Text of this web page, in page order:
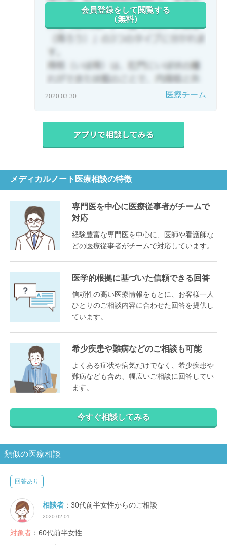
会員登録をして閲覧する
（無料）
2020.03.30 医療チーム
メディカルノート医療相談の特徴
専門医を中心に医療従事者がチームで
対応
経験豊富な専門医を中心に、医師や看護師な
どの医療従事者がチームで対応しています。
医学的根拠に基づいた信頼できる回答
信頼性の高い医療情報をもとに、お客様一人
ひとりのご相談内容に合わせた回答を提供し
ています。
希少疾患や難病などのご相談も可能
よくある症状や病気だけでなく、希少疾患や
難病なども含め、幅広いご相談に回答してい
ます。
今すぐ相談してみる
類似の医療相談
回答あり
相談者 ：30代前半女性からのご相談
2020.02.01
対象者 ：60代前半女性